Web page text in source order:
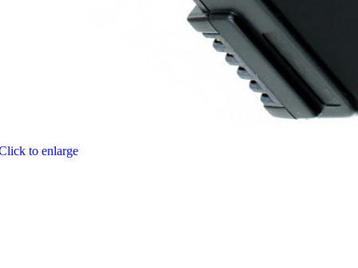
to enlarge